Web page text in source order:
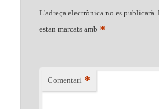
L'adreça electrònica no es publicarà.
estan marcats amb *
Comentari *